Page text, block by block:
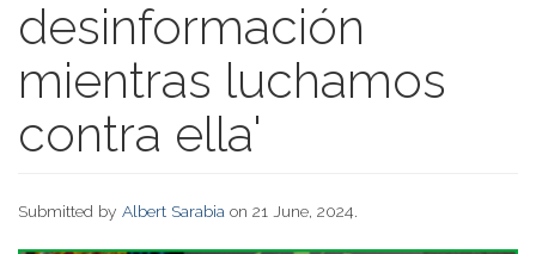
desinformación
mientras luchamos
contra ella'
Submitted by Albert Sarabia on 21 June, 2024.